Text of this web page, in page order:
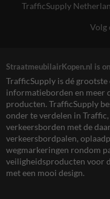
TrafficSupply
Volg
StraatmeubilairKopen.nl is
TrafficSupply is dé
informatieborden en meer
producten. TrafficSupply
onder te verdelen in
verkeersborden met de
verkeersbordpalen,
wegmarkeringen rondom
veiligheidsproducten voor
met een mooi design.